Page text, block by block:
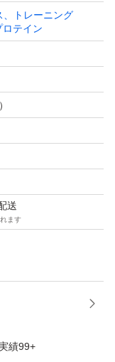
、トレーニング
テイン
送
ます
績99+